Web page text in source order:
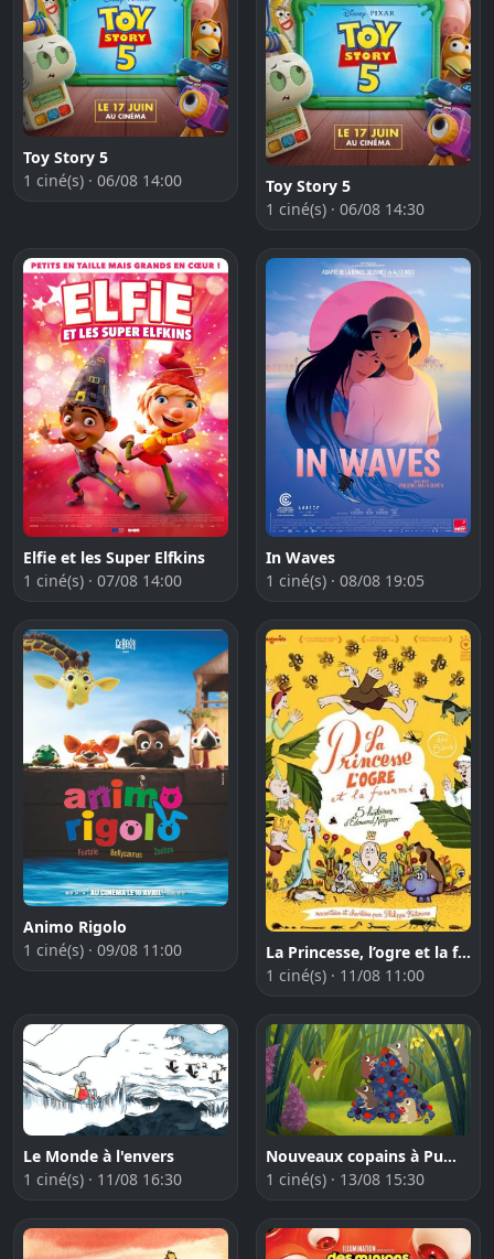
Toy Story 5
1 ciné(s) · 06/08 14:00
Toy Story 5
1 ciné(s) · 06/08 14:30
Elfie et les Super Elfkins
1 ciné(s) · 07/08 14:00
In Waves
1 ciné(s) · 08/08 19:05
Animo Rigolo
1 ciné(s) · 09/08 11:00
La Princesse, l’ogre et la fourmi [Ma première séance]
1 ciné(s) · 11/08 11:00
Le Monde à l'envers
1 ciné(s) · 11/08 16:30
Nouveaux copains à Puffin Rock
1 ciné(s) · 13/08 15:30